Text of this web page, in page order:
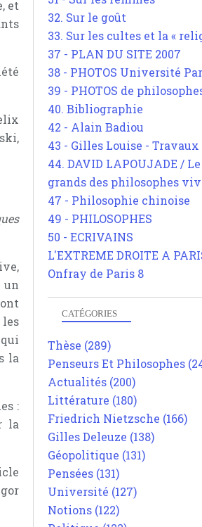
et
la
:
la
32. Sur le goût
33. Sur les cultes et la «
37 - PLAN DU SITE 2007
38 - PHOTOS Université
39 - PHOTOS de
40. Bibliographie
42 - Alain Badiou
43 - Gilles Louise - Travaux
44. DAVID LAPOUJADE /
grands des philosophes
47 - Philosophie chinoise
49 - PHILOSOPHES
50 - ECRIVAINS
L'EXTREME DROITE A
Onfray de Paris 8
CATÉGORIES
Thèse (289)
Penseurs Et Philosophes
Actualités (200)
Littérature (180)
Friedrich Nietzsche (166)
Gilles Deleuze (138)
Géopolitique (131)
Pensées (131)
Université (127)
Notions (122)